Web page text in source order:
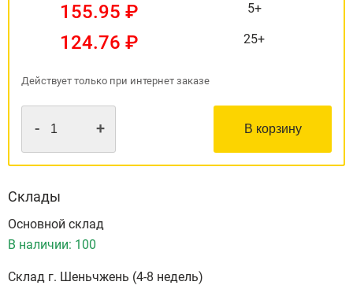
155.95 ₽ 5+
124.76 ₽ 25+
- + В корзину
Действует только при интернет заказе
Склады
Основной склад
В наличии: 100
Склад г. Шеньчжень (4-8 недель)